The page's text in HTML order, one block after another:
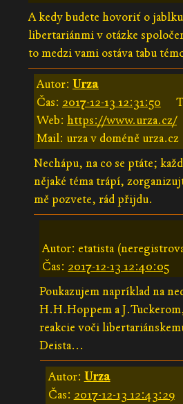
A kedy budete hovoriť o
libertariánmi v otázke
to medzi vami ostáva tabu
Autor: Urza
Čas: 2017-12-13 12:31:50
Web: https://www.urza.cz/
Mail: urza v doméně urza.cz
Nechápu, na co se ptáte;
nějaké téma trápí,
mě pozvete, rád přijdu.
Autor: etatista
Čas: 2017-12-13 12:40:05
Poukazujem napríklad na
H.H.Hoppem a
reakcie voči
Deista...
Autor: Urza
Čas: 2017-12-13 12:43:29